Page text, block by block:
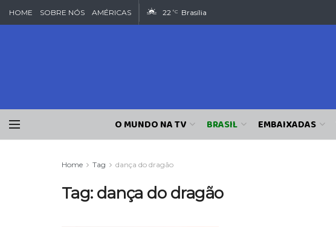
HOME SOBRE NÓS AMÉRICAS 22 °C Brasília
O MUNDO NA TV BRASIL EMBAIXADAS
Home Tag dança do dragão
Tag: dança do dragão